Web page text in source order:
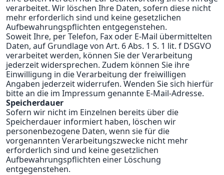
verarbeitet. Wir löschen Ihre Daten, sofern diese nicht
mehr erforderlich sind und keine gesetzlichen
Aufbewahrungspflichten entgegenstehen.
Soweit Ihre, per Telefon, Fax oder E-Mail übermittelten
Daten, auf Grundlage von Art. 6 Abs. 1 S. 1 lit. f DSGVO
verarbeitet werden, können Sie der Verarbeitung
jederzeit widersprechen. Zudem können Sie ihre
Einwilligung in die Verarbeitung der freiwilligen
Angaben jederzeit widerrufen. Wenden Sie sich hierfür
bitte an die im Impressum genannte E-Mail-Adresse.
Speicherdauer
Sofern wir nicht im Einzelnen bereits über die
Speicherdauer informiert haben, löschen wir
personenbezogene Daten, wenn sie für die
vorgenannten Verarbeitungszwecke nicht mehr
erforderlich sind und keine gesetzlichen
Aufbewahrungspflichten einer Löschung
entgegenstehen.